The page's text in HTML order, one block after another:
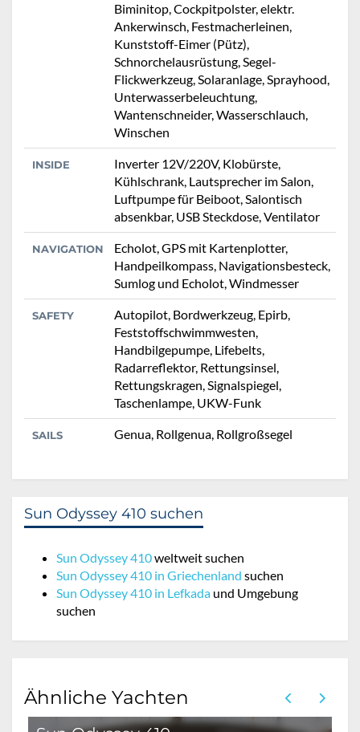
Biminitop, Cockpitpolster, elektr.
Ankerwinsch, Festmacherleinen,
Kunststoff-Eimer (Pütz),
Schnorchelausrüstung, Segel-
Flickwerkzeug, Solaranlage, Sprayhood,
Unterwasserbeleuchtung,
Wantenschneider, Wasserschlauch,
Winschen
INSIDE
Inverter 12V/220V, Klobürste,
Kühlschrank, Lautsprecher im Salon,
Luftpumpe für Beiboot, Salontisch
absenkbar, USB Steckdose, Ventilator
NAVIGATION
Echolot, GPS mit Kartenplotter,
Handpeilkompass, Navigationsbesteck,
Sumlog und Echolot, Windmesser
SAFETY
Autopilot, Bordwerkzeug, Epirb,
Feststoffschwimmwesten,
Handbilgepumpe, Lifebelts,
Radarreflektor, Rettungsinsel,
Rettungskragen, Signalspiegel,
Taschenlampe, UKW-Funk
SAILS Genua, Rollgenua, Rollgroßsegel
Sun Odyssey 410 suchen
Sun Odyssey 410weltweit suchen
Sun Odyssey 410 in Griechenland suchen
Sun Odyssey 410 in Lefkada und Umgebung
suchen
Ähnliche Yachten